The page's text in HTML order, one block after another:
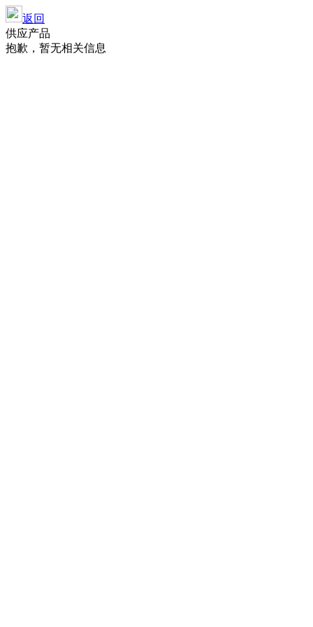
返回
供应产品
抱歉，暂无相关信息